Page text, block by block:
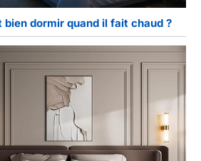
bien dormir quand il fait chaud ?